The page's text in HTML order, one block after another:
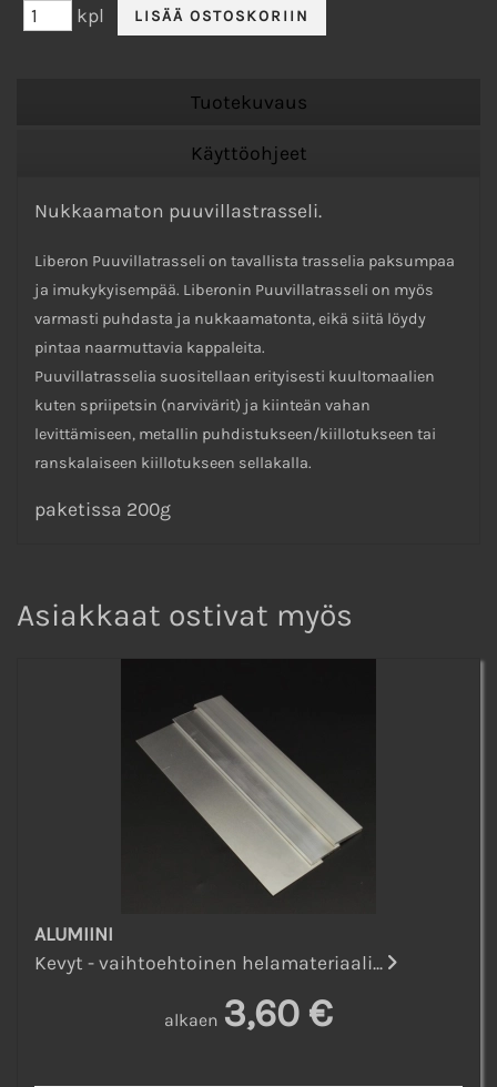
kpl
Tuotekuvaus
Käyttöohjeet
Nukkaamaton puuvillastrasseli.
Liberon Puuvillatrasseli on tavallista trasselia paksumpaa
ja imukykyisempää. Liberonin Puuvillatrasseli on myös
varmasti puhdasta ja nukkaamatonta, eikä siitä löydy
pintaa naarmuttavia kappaleita.
Puuvillatrasselia suositellaan erityisesti kuultomaalien
kuten spriipetsin (narvivärit) ja kiinteän vahan
levittämiseen, metallin puhdistukseen/kiillotukseen tai
ranskalaiseen kiillotukseen sellakalla.
paketissa 200g
Asiakkaat ostivat myös
ALUMIINI
Kevyt - vaihtoehtoinen helamateriaali...
alkaen 3,60 €